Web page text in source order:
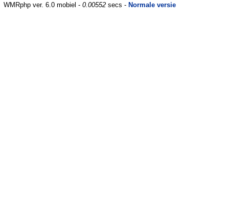
WMRphp ver. 6.0 mobiel - 0.00552 secs - Normale versie